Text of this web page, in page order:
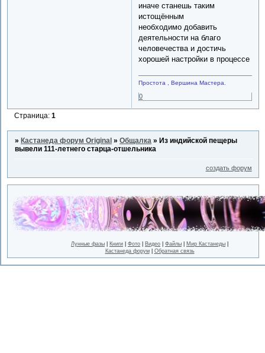
иначе станешь таким
истощённым
необходимо добавить
деятельности на благо
человечества и достичь
хорошей настройки в процессе
Простота , Вершина Мастера.
0
Страница:1
» Кастанеда форум Original »Общалка » Из индийской пещеры
вывели 111-летнего старца-отшельника
создать форум
Лунные фазы Книги Фото Видео Файлы Мир Кастанеды
Кастанеда форум| Обратная связь